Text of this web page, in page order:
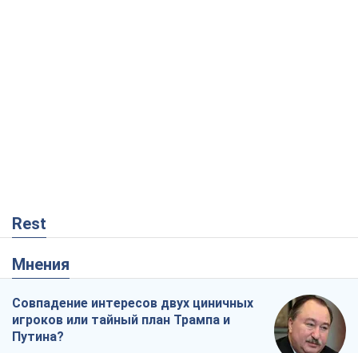
Rest
Мнения
Совпадение интересов двух циничных
игроков или тайный план Трампа и
Путина?